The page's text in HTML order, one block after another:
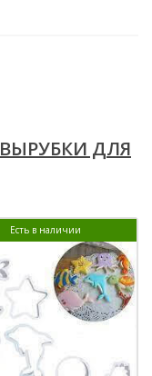
ВЫРУБКИ ДЛЯ
Есть в наличии